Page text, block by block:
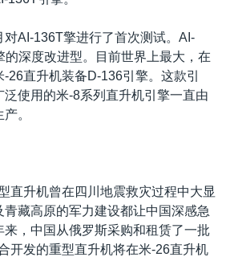
AI-136T擎进行了首次测试。AI-
的深度改进型。目前世界上最大，在
26直升机装备D-136引擎。这款引
使用的米-8系列直升机引擎一直由
。
直升机曾在四川地震救灾过程中大显
藏高原的军力建设都让中国深感急
来，中国从俄罗斯采购和租赁了一批
开发的重型直升机将在米-26直升机